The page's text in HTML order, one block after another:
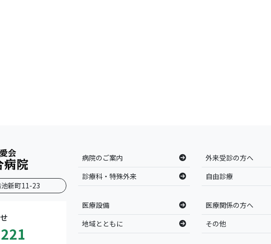
新町11-23
病院のご案内 外来受診の方へ
診療科・特殊外来
自由診療
医療設備
医療関係の方へ
地域とともに
その他